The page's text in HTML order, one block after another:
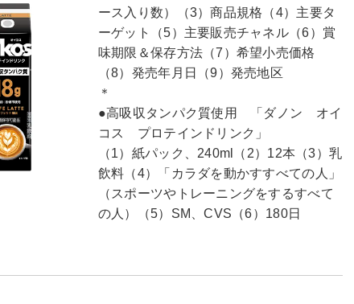
ース入り数）（3）商品規格（4）主要タ
ーゲット（5）主要販売チャネル（6）賞
味期限＆保存方法（7）希望小売価格
（8）発売年月日（9）発売地区
＊
●高吸収タンパク質使用 「ダノン オイ
コス プロテインドリンク」
（1）紙パック、240ml（2）12本（3）乳
飲料（4）「カラダを動かすすべての人」
（スポーツやトレーニングをするすべて
の人）（5）SM、CVS（6）180日